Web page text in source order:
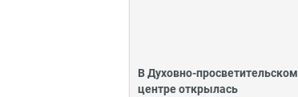
В Духовно-просветительском
центре открылась